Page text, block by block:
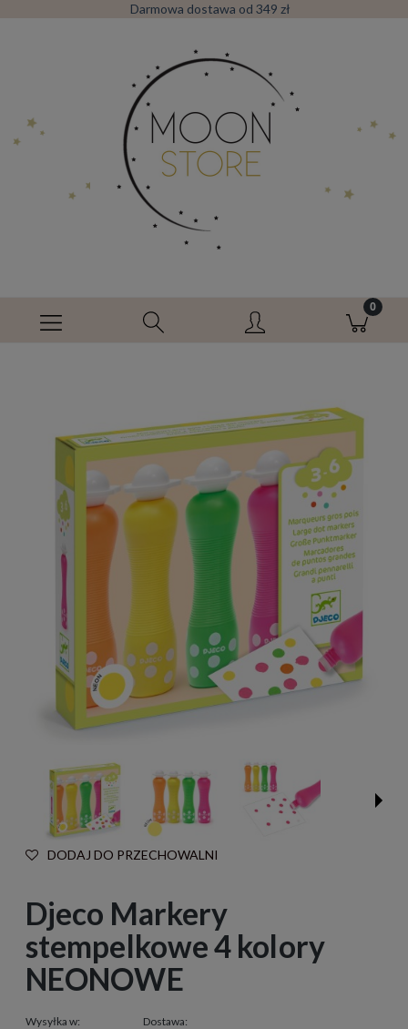
Darmowa dostawa od 349 zł
DODAJ DO PRZECHOWALNI
Djeco Markery
stempelkowe 4 kolory
NEONOWE
Wysyłka w:
Dostawa: